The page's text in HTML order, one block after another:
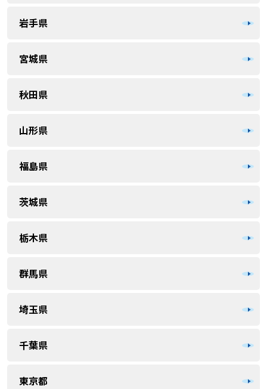
岩手県
宮城県
秋田県
山形県
福島県
茨城県
栃木県
群馬県
埼玉県
千葉県
東京都